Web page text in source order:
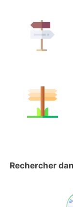
Rechercher